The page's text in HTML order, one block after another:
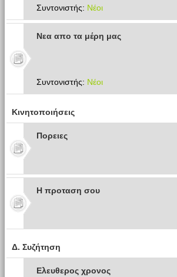
Συντονιστής: Νέοι
Νεα απο τα μέρη μας
Συντονιστής: Νέοι
Κινητοποιήσεις
Πoρειες
Η προταση σου
Δ. Συζήτηση
Ελευθερος χρονος